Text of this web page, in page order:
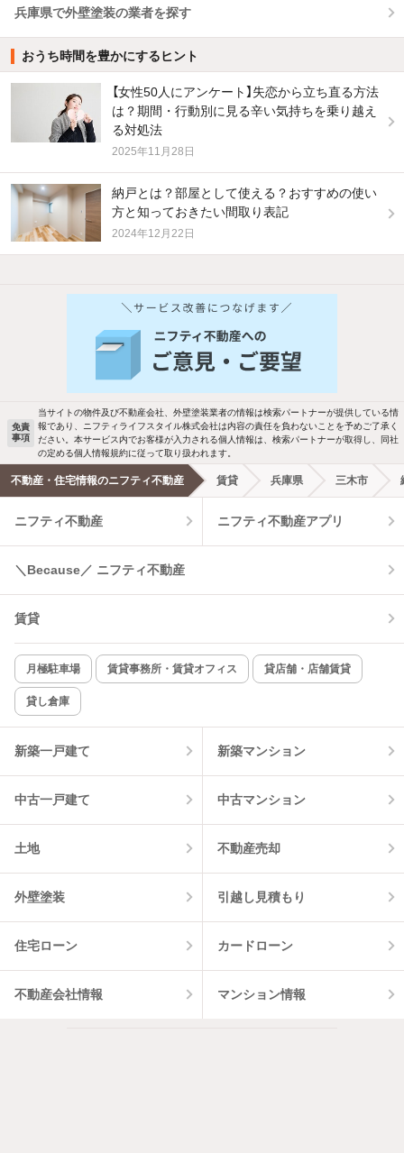
兵庫県で外壁塗装の業者を探す
おうち時間を豊かにするヒント
【女性50人にアンケート】失恋から立ち直る方法
は？期間・行動別に見る辛い気持ちを乗り越え
る対処法
2025年11月28日
納戸とは？部屋として使える？おすすめの使い
方と知っておきたい間取り表記
2024年12月22日
他の人はこんな条件で絞り込んでいます！
バス・トイレ別 2階以上
駐車場あり ペット相談
洗濯機置場あり 独立洗面台
エアコンあり 都市ガス
温水洗浄便座 オートロック
コンロ2口以上
新着のみ インターネット無料
該当件数:
12
物件一覧に反映
免責
事項
当サイトの物件及び不動産会社、外壁塗装業者の情報は検索パートナーが提供している情
報であり、ニフティライフスタイル株式会社は内容の責任を負わないことを予めご了承く
ださい。本サービス内でお客様が入力される個人情報は、検索パートナーが取得し、同社
の定める個人情報規約に従って取り扱われます。
不動産・住宅情報のニフティ不動産 賃貸 兵庫県 三木市
ニフティ不動産 ニフティ不動産アプリ
＼Because／ ニフティ不動産
賃貸
月極駐車場 賃貸事務所・賃貸オフィス 貸店舗・店舗賃貸
貸し倉庫
新築一戸建て 新築マンション
中古一戸建て 中古マンション
土地 不動産売却
外壁塗装 引越し見積もり
住宅ローン カードローン
不動産会社情報 マンション情報